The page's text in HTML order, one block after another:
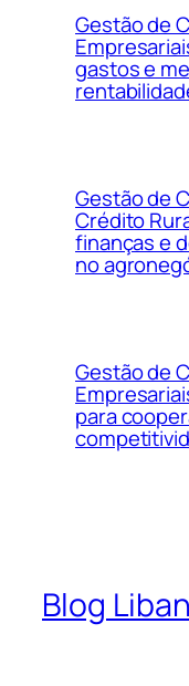
Gestão de
gastos e
Gestão de
Crédito
finanças e
no
Gestão de
para
Blog